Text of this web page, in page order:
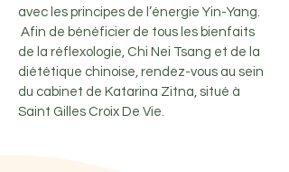
avec les principes de l’énergie Yin-Yang.
Afin de bénéficier de tous les bienfaits
de la réflexologie, Chi Nei Tsang et de la
diététique chinoise, rendez-vous au sein
du cabinet de Katarina Zitna, situé à
Saint Gilles Croix De Vie.